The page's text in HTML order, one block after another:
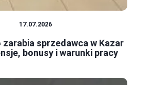
17.07.2026
zarabia sprzedawca w Kazar
bonusy i warunki pracy